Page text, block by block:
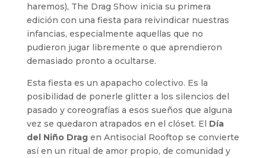
haremos), The Drag Show inicia su primera
edición con una fiesta para reivindicar nuestras
infancias, especialmente aquellas que no
pudieron jugar libremente o que aprendieron
demasiado pronto a ocultarse.
Esta fiesta es un apapacho colectivo. Es la
posibilidad de ponerle glitter a los silencios del
pasado y coreografías a esos sueños que alguna
vez se quedaron atrapados en el clóset. El Día
del Niño Dragen Antisocial Rooftop se convierte
así en un ritual de amor propio, de comunidad y